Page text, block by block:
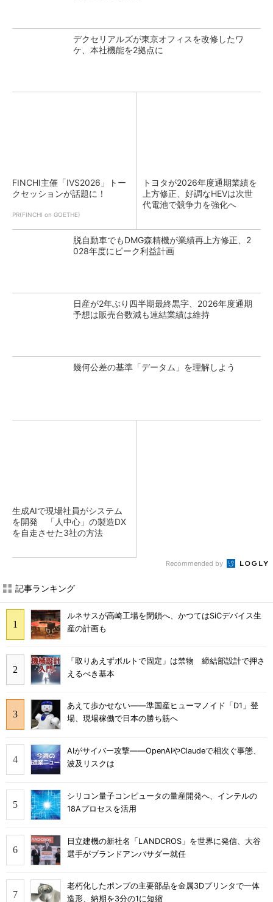
デクセリアルズが東京オフィスを改修したワ
ケ、本社機能を2拠点に
FINCHI主催「IVS2026」トー
クセッションが話題に！
PR(FINCHI on GOETHE)
トヨタが2026年度通期業績を
上方修正、好調なHEVは次世
代電池で競争力を強化へ
脱自動車でもDMG森精機が業績再上方修正、2
028年度にピーク利益計画
日産が2年ぶり四半期最終黒字、2026年度通期
予想は販売台数減も連結業績は維持
幾何公差の基準「データム」を理解しよう
生成AIで現場社員がシステム
を開発 「人中心」の製造DX
を自走させた3社の方法
Recommended by
記事ランキング
ルネサスが高崎工場を閉鎖へ、かつてはSiCデバイス生
産の計画も
「取りあえずボルトで固定」は禁物 締結部設計で押さ
えるべき基本
あえて歩かせない――準国産ヒューマノイド「D1」登
場、現場稼働で日本の勝ち筋へ
AIがサイバー攻撃――OpenAIやClaudeで相次ぐ事態、
波及リスクは
シリコン量子コンピュータの量産開発へ、インテルの
18Aプロセスを活用
日立建機の新社名「LANDCROS」を世界に発信、大谷
選手がブランドアンバサダー就任
老朽化したポンプの主要部品を金属3Dプリンタで一体
造形、納期を3分の1に短縮